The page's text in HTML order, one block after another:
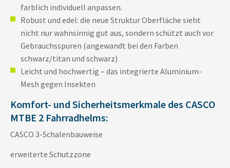
farblich individuell anpassen.
Robust und edel: die neue Struktur Oberfläche sieht
nicht nur wahnsinnig gut aus, sondern schützt auch vor
Gebrauchsspuren (angewandt bei den Farben
schwarz/titan und schwarz)
Leicht und hochwertig – das integrierte Aluminium-
Mesh gegen Insekten
Komfort- und Sicherheitsmerkmale des CASCO
MTBE 2 Fahrradhelms:
CASCO 3-Schalenbauweise
erweiterte Schutzzone